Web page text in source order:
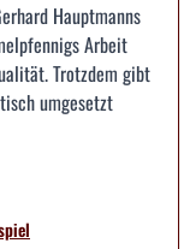
Hauptmanns
Arbeit
Trotzdem gibt
umgesetzt